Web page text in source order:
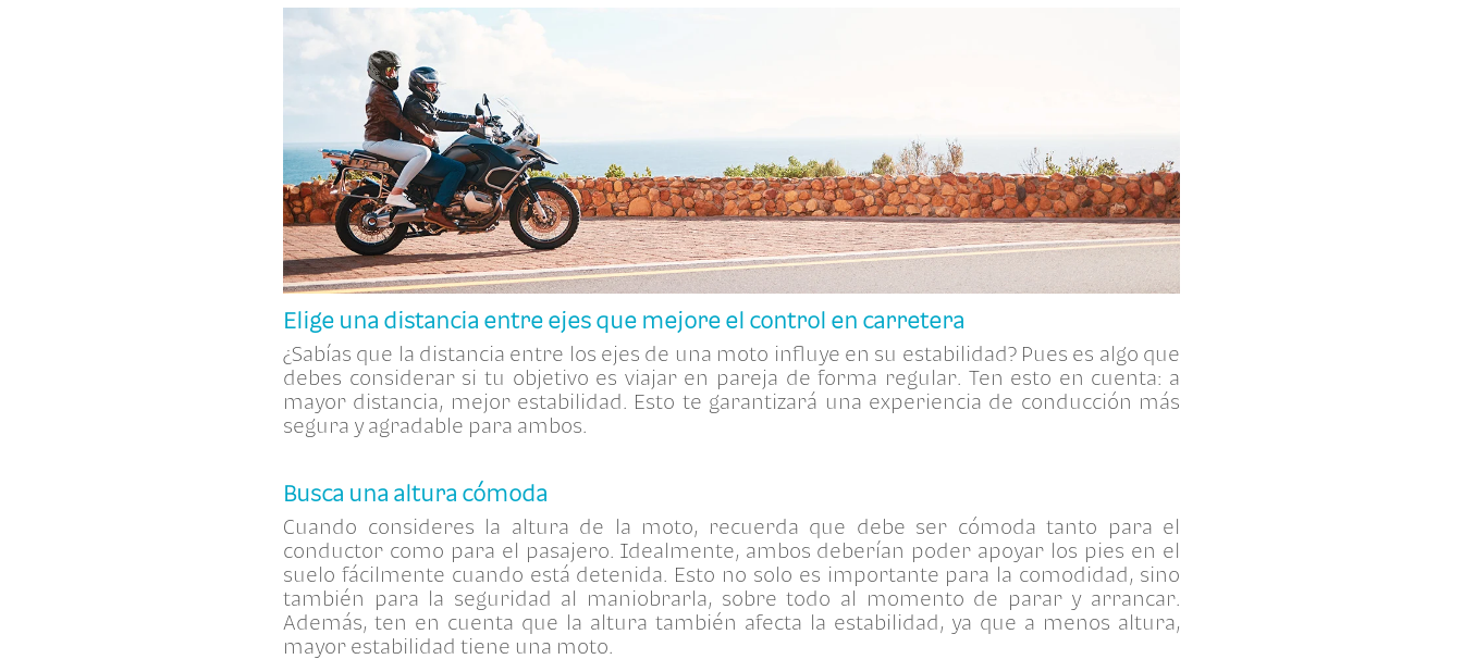
Elige una distancia entre ejes que mejore el control en carretera
¿Sabías que la distancia entre los ejes de una moto influye en su estabilidad? Pues es algo que
debes considerar si tu objetivo es viajar en pareja de forma regular. Ten esto en cuenta: a
mayor distancia, mejor estabilidad. Esto te garantizará una experiencia de conducción más
segura y agradable para ambos.
Busca una altura cómoda
Cuando consideres la altura de la moto, recuerda que debe ser cómoda tanto para el
conductor como para el pasajero. Idealmente, ambos deberían poder apoyar los pies en el
suelo fácilmente cuando está detenida. Esto no solo es importante para la comodidad, sino
también para la seguridad al maniobrarla, sobre todo al momento de parar y arrancar.
Además, ten en cuenta que la altura también afecta la estabilidad, ya que a menos altura,
mayor estabilidad tiene una moto.